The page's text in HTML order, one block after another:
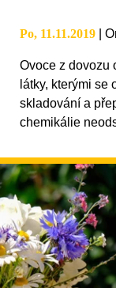
Po, 11.11.2019
Ovoce z dovozu
látky, kterými se
skladování a
chemikálie